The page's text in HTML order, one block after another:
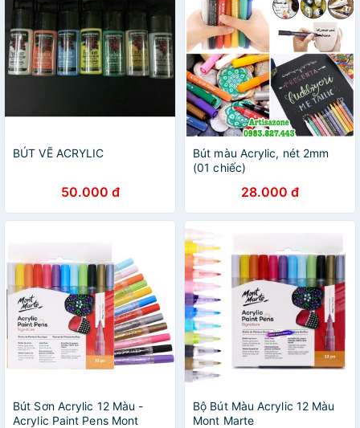
BÚT VẼ ACRYLIC
50.000 đ
Bút màu Acrylic, nét 2mm
(01 chiếc)
28.000 đ
Bút Sơn Acrylic 12 Màu -
Acrylic Paint Pens Mont
Bộ Bút Màu Acrylic 12 Màu
Mont Marte